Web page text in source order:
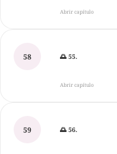
Abrir capítulo
58 🌅 55.
Abrir capítulo
59 🌅 56.